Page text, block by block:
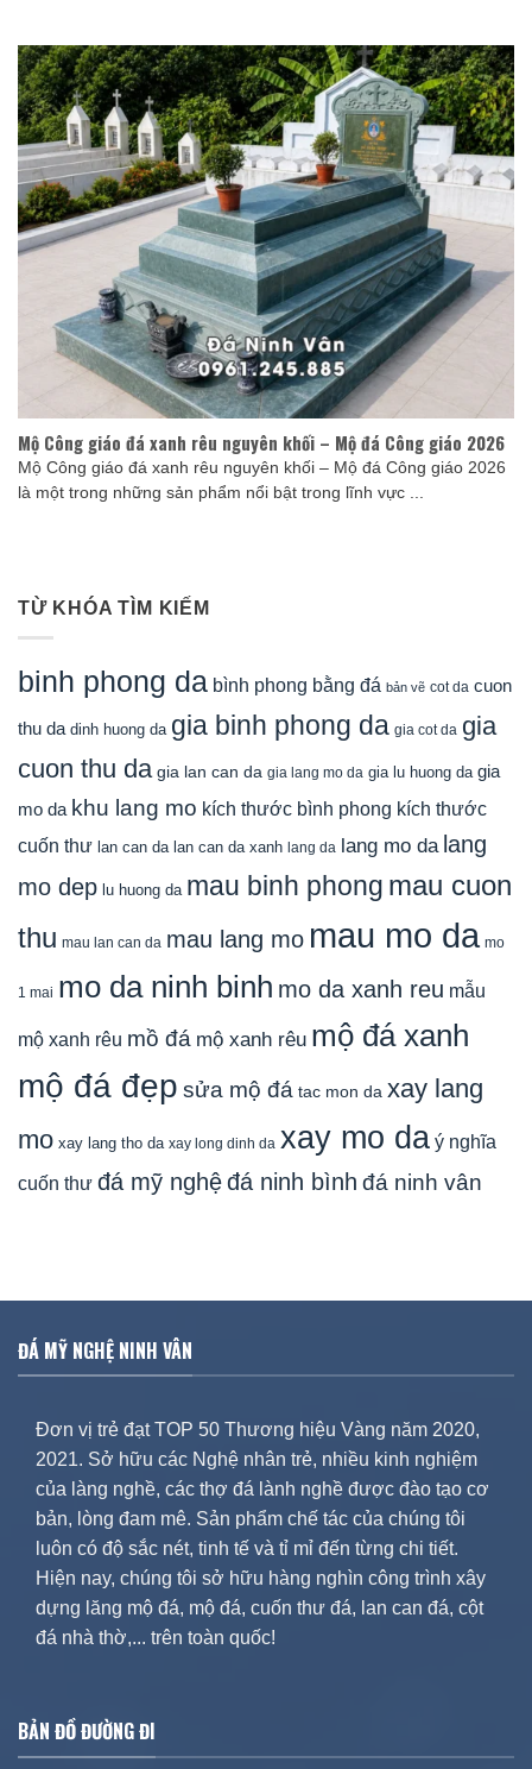
Mộ Công giáo đá xanh rêu nguyên khối – Mộ đá Công giáo 2026
Mộ Công giáo đá xanh rêu nguyên khối – Mộ đá Công giáo 2026
là một trong những sản phẩm nổi bật trong lĩnh vực ...
TỪ KHÓA TÌM KIẾM
binh phong da bình phong bằng đá bản vẽ cot da cuon
thu da dinh huong da gia binh phong da gia cot da gia
cuon thu da gia lan can da gia lang mo da gia lu huong da gia
mo da khu lang mo kích thước bình phong kích thước
cuốn thư lan can da lan can da xanh lang da lang mo da lang
mo dep lu huong da mau binh phong mau cuon
thu mau lan can da mau lang mo mau mo da mo
1 mai mo da ninh binh mo da xanh reu mẫu
mộ xanh rêu mồ đá mộ xanh rêu mộ đá xanh
mộ đá đẹp sửa mộ đá tac mon da xay lang
mo xay lang tho da xay long dinh da xay mo da ý nghĩa
cuốn thư đá mỹ nghệđá ninh bình đá ninh vân
ĐÁ MỸ NGHỆ NINH VÂN
Đơn vị trẻ đạt TOP 50 Thương hiệu Vàng năm 2020,
2021. Sở hữu các Nghệ nhân trẻ, nhiều kinh nghiệm
của làng nghề, các thợ đá lành nghề được đào tạo cơ
bản, lòng đam mê. Sản phẩm chế tác của chúng tôi
luôn có độ sắc nét, tinh tế và tỉ mỉ đến từng chi tiết.
Hiện nay, chúng tôi sở hữu hàng nghìn công trình xây
dựng lăng mộ đá, mộ đá, cuốn thư đá, lan can đá, cột
đá nhà thờ,... trên toàn quốc!
BẢN ĐỒ ĐƯỜNG ĐI